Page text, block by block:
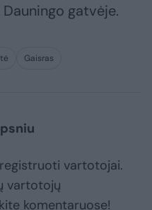
gatvėje.
Gaisras
vartotojai.
vartotojų
komentaruose!